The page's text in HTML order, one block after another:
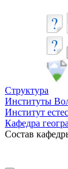
Структура
Институты
Институт
Кафедра
Состав